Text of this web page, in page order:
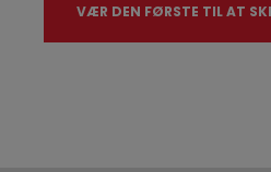
VÆR DEN FØRSTE TIL AT